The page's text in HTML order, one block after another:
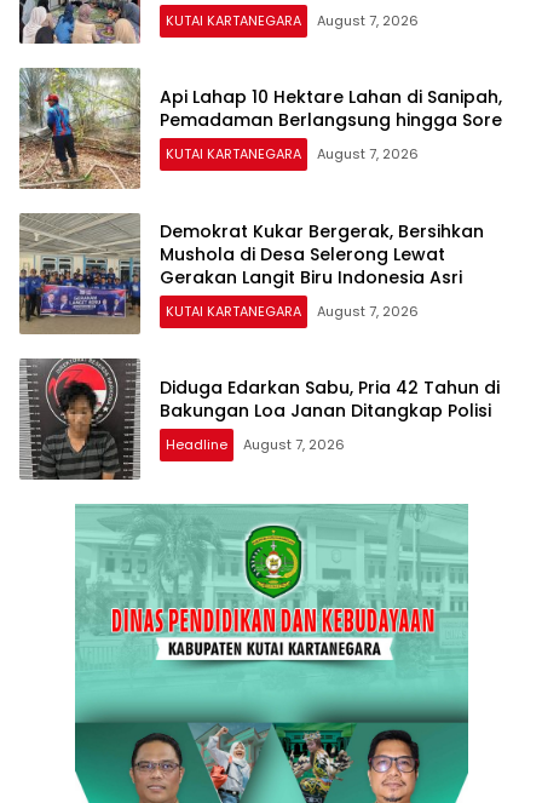
KUTAI KARTANEGARA August 7, 2026
Api Lahap 10 Hektare Lahan di Sanipah,
Pemadaman Berlangsung hingga Sore
KUTAI KARTANEGARA August 7, 2026
Demokrat Kukar Bergerak, Bersihkan
Mushola di Desa Selerong Lewat
Gerakan Langit Biru Indonesia Asri
KUTAI KARTANEGARA August 7, 2026
Diduga Edarkan Sabu, Pria 42 Tahun di
Bakungan Loa Janan Ditangkap Polisi
Headline August 7, 2026